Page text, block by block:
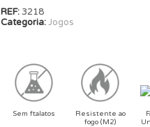
REF:3218
Categoria:Jogos
Sem ftalatos
Resistente ao
fogo (M2)